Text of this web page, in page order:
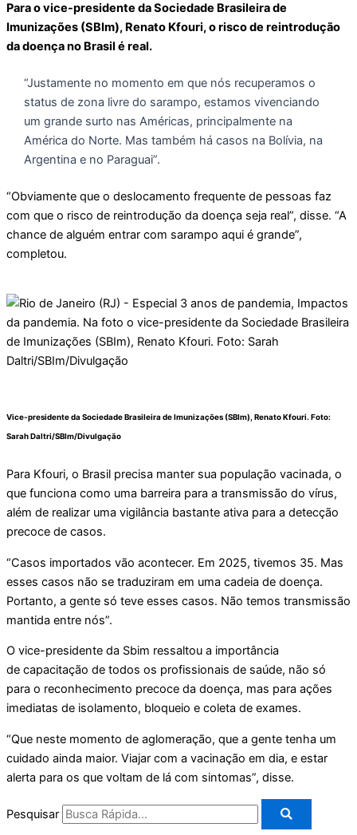
Para o vice-presidente da Sociedade Brasileira de
Imunizações (SBIm), Renato Kfouri, o risco de reintrodução
da doença no Brasil é real.
“Justamente no momento em que nós recuperamos o
status de zona livre do sarampo, estamos vivenciando
um grande surto nas Américas, principalmente na
América do Norte. Mas também há casos na Bolívia, na
Argentina e no Paraguai”.
“Obviamente que o deslocamento frequente de pessoas faz
com que o risco de reintrodução da doença seja real”, disse. “A
chance de alguém entrar com sarampo aqui é grande”,
completou.
Vice-presidente da Sociedade Brasileira de Imunizações (SBIm), Renato Kfouri.Foto:
Sarah Daltri/SBIm/Divulgação
Para Kfouri, o Brasil precisa manter sua população vacinada, o
que funciona como uma barreira para a transmissão do vírus,
além de realizar uma vigilância bastante ativa para a detecção
precoce de casos.
“Casos importados vão acontecer. Em 2025, tivemos 35. Mas
esses casos não se traduziram em uma cadeia de doença.
Portanto, a gente só teve esses casos. Não temos transmissão
mantida entre nós”.
O vice-presidente da Sbim ressaltou a importância
de capacitação de todos os profissionais de saúde, não só
para o reconhecimento precoce da doença, mas para ações
imediatas de isolamento, bloqueio e coleta de exames.
“Que neste momento de aglomeração, que a gente tenha um
cuidado ainda maior. Viajar com a vacinação em dia, e estar
alerta para os que voltam de lá com sintomas”, disse.
Pesquisar